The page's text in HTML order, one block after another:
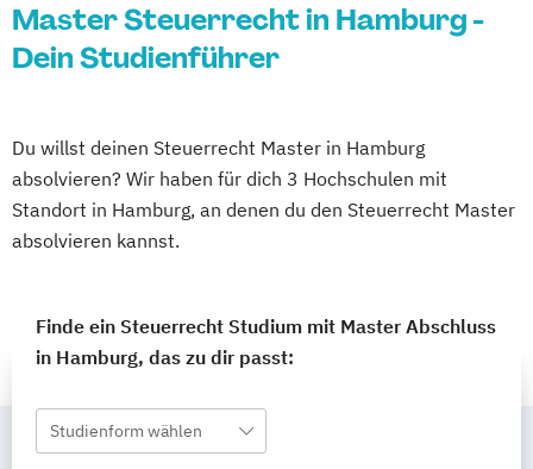
Master Steuerrecht in Hamburg -
Dein Studienführer
Du willst deinen Steuerrecht Master in Hamburg
absolvieren? Wir haben für dich 3 Hochschulen mit
Standort in Hamburg, an denen du den Steuerrecht Master
absolvieren kannst.
Finde ein Steuerrecht Studium mit Master Abschluss
in Hamburg, das zu dir passt:
Studienform wählen